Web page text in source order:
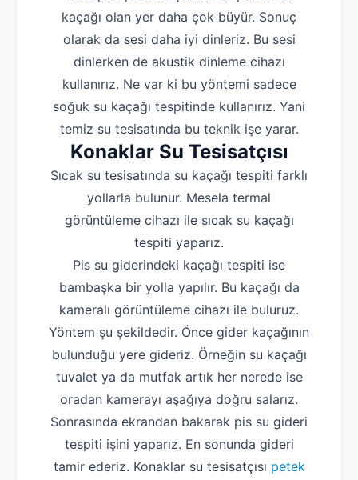
kaçağı olan yer daha çok büyür. Sonuç
olarak da sesi daha iyi dinleriz. Bu sesi
dinlerken de akustik dinleme cihazı
kullanırız. Ne var ki bu yöntemi sadece
soğuk su kaçağı tespitinde kullanırız. Yani
temiz su tesisatında bu teknik işe yarar.
Konaklar Su Tesisatçısı
Sıcak su tesisatında su kaçağı tespiti farklı
yollarla bulunur. Mesela termal
görüntüleme cihazı ile sıcak su kaçağı
tespiti yaparız.
Pis su giderindeki kaçağı tespiti ise
bambaşka bir yolla yapılır. Bu kaçağı da
kameralı görüntüleme cihazı ile buluruz.
Yöntem şu şekildedir. Önce gider kaçağının
bulunduğu yere gideriz. Örneğin su kaçağı
tuvalet ya da mutfak artık her nerede ise
oradan kamerayı aşağıya doğru salarız.
Sonrasında ekrandan bakarak pis su gideri
tespiti işini yaparız. En sonunda gideri
tamir ederiz. Konaklar su tesisatçısı petek